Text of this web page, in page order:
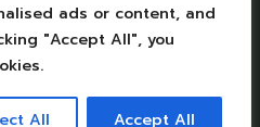
ads or content, and
"Accept All", you
All Accept All
IPrivacy Policy
Reserved